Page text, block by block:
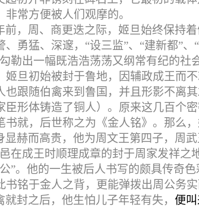
常方便被人们观摩的。
前，周、商更迭之际，姬旦始终保持
勇猛、深邃，“设三监”、“建新都”、
勒出一幅既浩浩荡荡又纲常有纪的社
姬旦初始被封于鲁地，因辅政成王而
跟随伯禽来到鲁国，并且形影不离
臣形体铸造了铜人）。原来这几百个
就，后世称之为《金人铭》。那么，
显赫而高贵，他为周文王第四子，周
在成王时顺理成章的封于周家发祥
”。他的一生被后人书写的颇具传奇
铭于金人之背，更能弹拨出周公务实
封之后，他生怕儿子年轻有失， 便